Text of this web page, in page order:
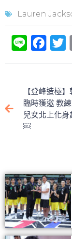
Lauren
Li F
e
b
o
【登峰造極
臨時獲邀 教
兒女北上化身
￼